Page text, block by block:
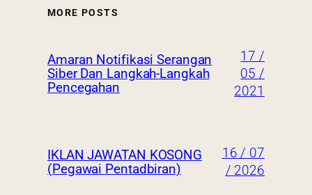
MORE POSTS
Amaran Notifikasi Serangan
Siber Dan Langkah-Langkah
Pencegahan
17 /
05 /
2021
IKLAN JAWATAN KOSONG
(Pegawai Pentadbiran)
16 / 07
/ 2026